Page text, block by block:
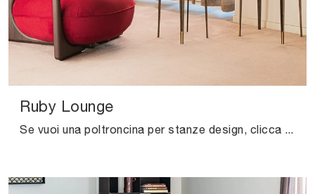
Ruby Lounge
Se vuoi una poltroncina per stanze design, clicca e leggi di più sul modello Ruby Lounge in pelle del marchio Cattelan Italia.